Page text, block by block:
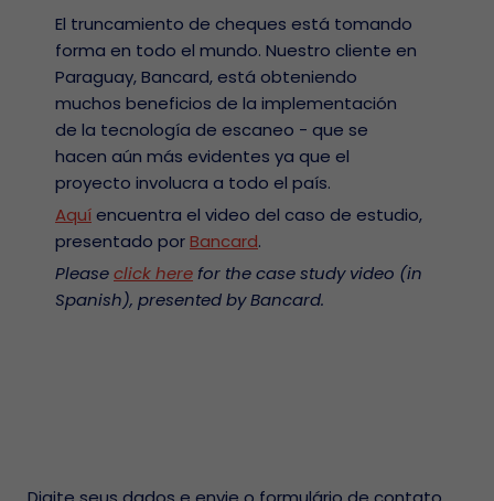
El truncamiento de cheques está tomando
forma en todo el mundo. Nuestro cliente en
Paraguay, Bancard, está obteniendo
muchos beneficios de la implementación
de la tecnología de escaneo - que se
hacen aún más evidentes ya que el
proyecto involucra a todo el país.
Aquí encuentra el video del caso de estudio,
presentado porBancard.
Pleaseclick herefor the case study video (in
Spanish), presented by Bancard.